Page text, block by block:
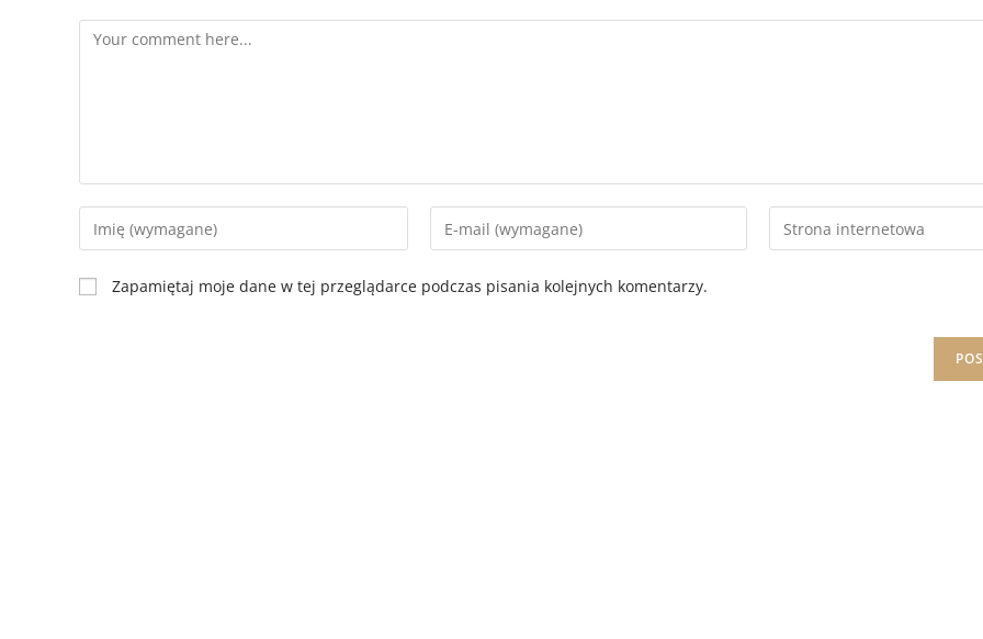
Zapamiętaj moje dane w tej przeglądarce podczas pisania kolejnych komentarzy.